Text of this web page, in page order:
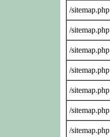
/sitemap.php
/sitemap.php
/sitemap.php
/sitemap.php
/sitemap.php
/sitemap.php
/sitemap.php